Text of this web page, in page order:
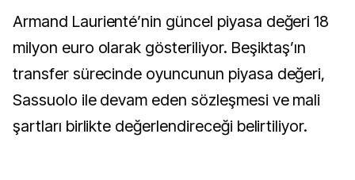
Armand Laurienté’nin güncel piyasa değeri 18
milyon euro olarak gösteriliyor. Beşiktaş’ın
transfer sürecinde oyuncunun piyasa değeri,
Sassuolo ile devam eden sözleşmesi ve mali
şartları birlikte değerlendireceği belirtiliyor.